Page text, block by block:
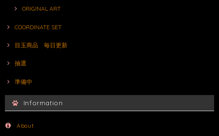
ORIGINAL ART
COORDINATE SET
目玉商品 毎日更新
抽選
準備中
Information
About